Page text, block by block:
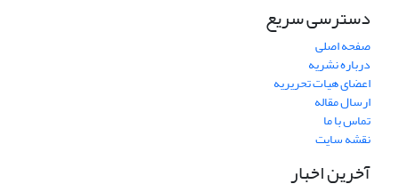
دسترسی سریع
صفحه اصلی
درباره نشریه
اعضای هیات تحریریه
ارسال مقاله
تماس با ما
نقشه سایت
آخرین اخبار